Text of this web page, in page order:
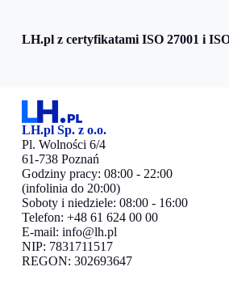
LH.pl z certyfikatami ISO 27001 i
LH.pl Sp. z o.o.
Pl. Wolności 6/4
61-738 Poznań
Godziny pracy: 08:00 - 22:00
(infolinia do 20:00)
Soboty i niedziele: 08:00 - 16:00
Telefon: +48 61 624 00 00
E-mail: info@lh.pl
NIP: 7831711517
REGON: 302693647